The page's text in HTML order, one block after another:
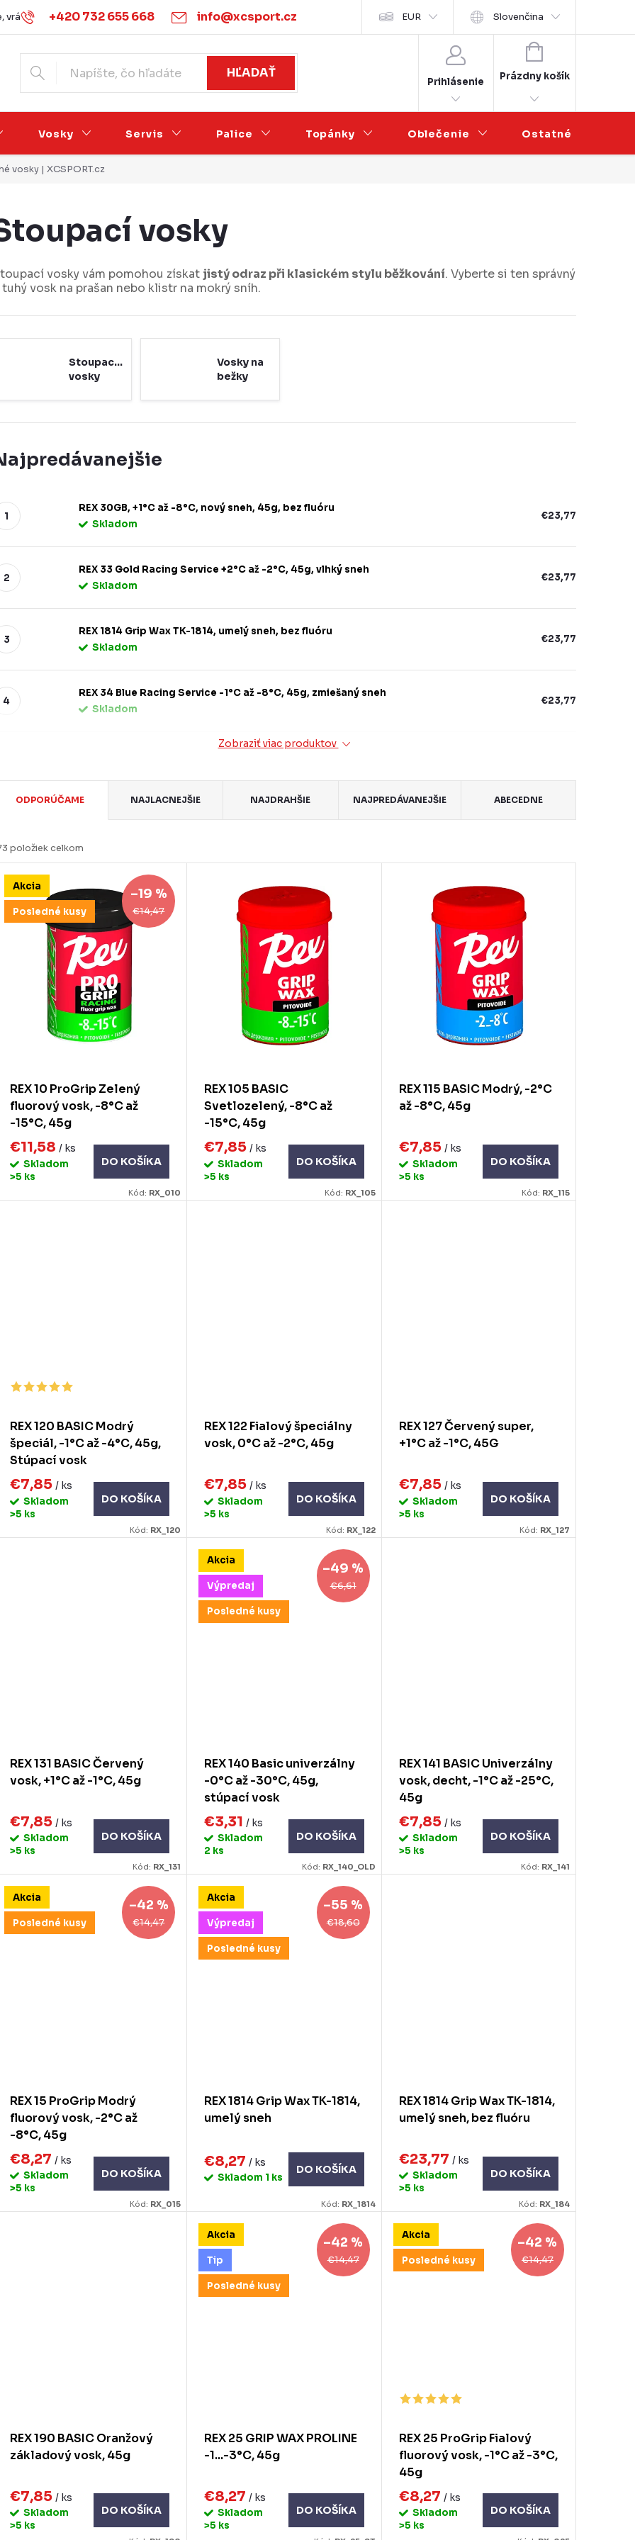
+420 732 655 668 info@xcsport.cz
vrácení zboží Obchodné podmienky Podmínky ochrany osobních údajů Veľkoobchodná spolupráca
EUR Slovenčina
HĽADAŤ
Prihlásenie
NÁKUPNÝ
KOŠÍK
Prázdny košík
Vosky Servis Palice Topánky Oblečenie Ostatné
vosky | XCSPORT.cz
vosky
vosky vám pomohou získat jistý odraz při klasickém stylu běžkování. Vyberte si ten správný
tuhý vosk na prašan nebo klistr na mokrý sníh.
Stoupacie
vosky
Vosky na
bežky
REX 30GB, +1°C až -8°C, nový sneh, 45g, bez fluóru
Skladom
€23,77
REX 33 Gold Racing Service +2°C až -2°C, 45g, vlhký sneh
Skladom
€23,77
REX 1814 Grip Wax TK-1814, umelý sneh, bez fluóru
Skladom
€23,77
REX 34 Blue Racing Service -1°C až -8°C, 45g, zmiešaný sneh
Skladom
€23,77
Zobraziť viac produktov
ODPORÚČAME NAJLACNEJŠIE NAJDRAHŠIE NAJPREDÁVANEJŠIE ABECEDNE
položiek celkom
V
p
Akcia
Posledné kusy €14,47
–19 %
REX 10 ProGrip Zelený
fluorový vosk, -8°C až
-15°C, 45g
€11,58 / ks
Skladom
>5 ks
DO KOŠÍKA
Kód: RX_010
REX 105 BASIC
Svetlozelený, -8°C až
-15°C, 45g
€7,85/ ks
Skladom
>5 ks
DO KOŠÍKA
Kód: RX_105
REX 115 BASIC Modrý, -2°C
až -8°C, 45g
€7,85 / ks
Skladom
>5 ks
DO KOŠÍKA
Kód: RX_115
REX 120 BASIC Modrý
špeciál, -1°C až -4°C, 45g,
Stúpací vosk
€7,85 / ks
Skladom
>5 ks
DO KOŠÍKA
Kód: RX_120
REX 122 Fialový špeciálny
vosk, 0°C až -2°C, 45g
€7,85/ ks
Skladom
>5 ks
DO KOŠÍKA
Kód: RX_122
REX 127 Červený super,
+1°C až -1°C, 45G
€7,85 / ks
Skladom
>5 ks
DO KOŠÍKA
Kód: RX_127
REX 131 BASIC Červený
vosk, +1°C až -1°C, 45g
€7,85 / ks
Skladom
>5 ks
DO KOŠÍKA
Kód: RX_131
Akcia
Výpredaj
Posledné kusy
€6,61
–49 %
REX 140 Basic univerzálny
-0°C až -30°C, 45g,
stúpací vosk
€3,31/ ks
Skladom
2 ks
DO KOŠÍKA
Kód: RX_140_OLD
REX 141 BASIC Univerzálny
vosk, decht, -1°C až -25°C,
45g
€7,85 / ks
Skladom
>5 ks
DO KOŠÍKA
Kód: RX_141
Akcia
Posledné kusy €14,47
–42 %
REX 15 ProGrip Modrý
fluorový vosk, -2°C až
-8°C, 45g
€8,27 / ks
Skladom
>5 ks
DO KOŠÍKA
Kód: RX_015
Akcia
Výpredaj
Posledné kusy
€18,60
–55 %
REX 1814 Grip Wax TK-1814,
umelý sneh
€8,27/ ks
Skladom 1 ks
DO KOŠÍKA
Kód: RX_1814
REX 1814 Grip Wax TK-1814,
umelý sneh, bez fluóru
€23,77 / ks
Skladom
>5 ks
DO KOŠÍKA
Kód: RX_184
REX 190 BASIC Oranžový
základový vosk, 45g
€7,85 / ks
Skladom
>5 ks
DO KOŠÍKA
Akcia
Tip
Posledné kusy
€14,47
–42 %
REX 25 GRIP WAX PROLINE
-1...-3°C, 45g
€8,27/ ks
Skladom
>5 ks
DO KOŠÍKA
Akcia
Posledné kusy €14,47
–42 %
REX 25 ProGrip Fialový
fluorový vosk, -1°C až -3°C,
45g
€8,27 / ks
Skladom
>5 ks
DO KOŠÍKA